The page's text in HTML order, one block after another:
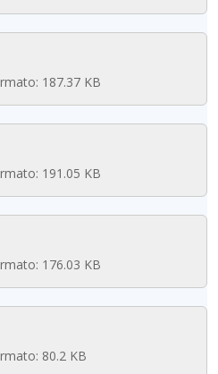
187.37 KB
191.05 KB
176.03 KB
80.2 KB